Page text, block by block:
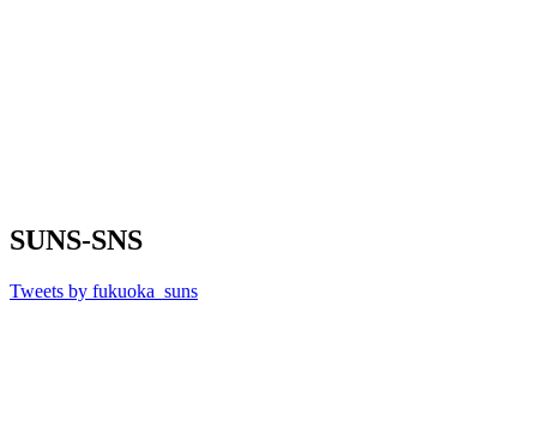
SUNS-SNS
Tweets by fukuoka_suns